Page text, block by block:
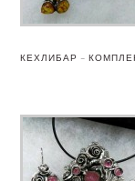
КЕХЛИБАР –